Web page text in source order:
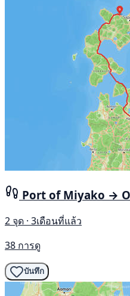
Port of Miyako →
2 จุด · 3เดือนที่แล้ว
38 การดู
บันทึก